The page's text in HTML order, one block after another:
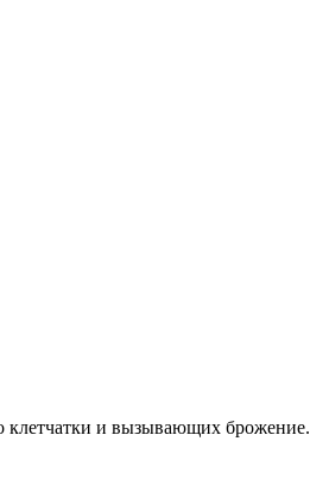
клетчатки и вызывающих брожение.